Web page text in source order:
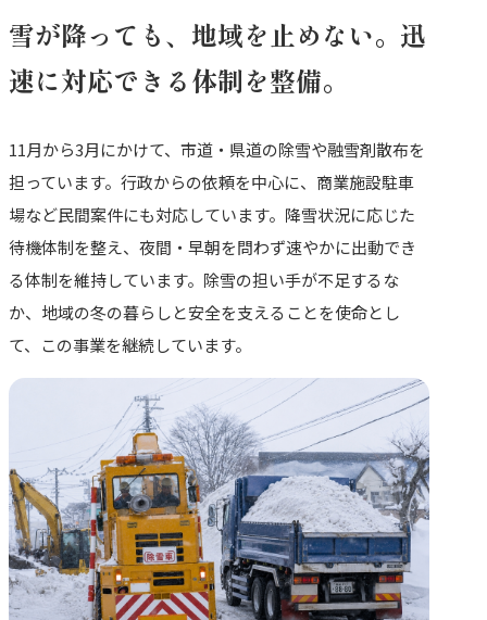
雪が降っても、地域を止めない。 迅
速に対応できる体制を整備。
11月から3月にかけて、市道・県道の除雪や融雪剤散布を
担っています。行政からの依頼を中心に、商業施設駐車
場など民間案件にも対応しています。降雪状況に応じた
待機体制を整え、夜間・早朝を問わず速やかに出動でき
る体制を維持しています。除雪の担い手が不足するな
か、地域の冬の暮らしと安全を支えることを使命とし
て、この事業を継続しています。